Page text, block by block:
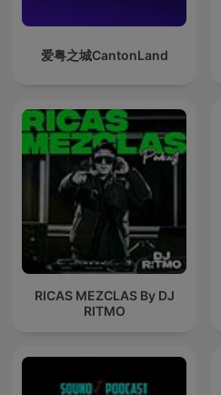
爱粤之城CantonLand
RICAS MEZCLAS By DJ
RITMO